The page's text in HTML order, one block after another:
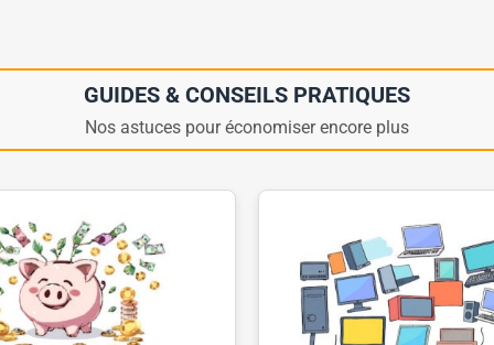
GUIDES & CONSEILS PRATIQUES
Nos astuces pour économiser encore plus